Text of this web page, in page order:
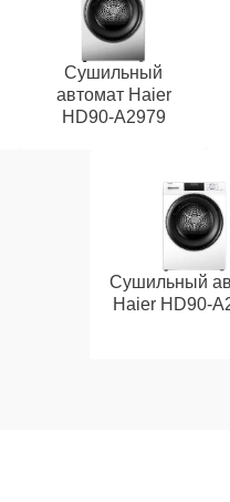
Сушильный
автомат Haier
HD90-A2979
Сушильный
Haier HD90-